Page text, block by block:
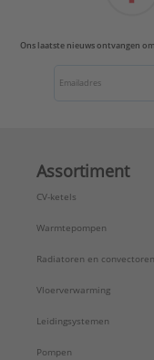
Ons laatste nieuws ontvangen
Assortiment
CV-ketels
Warmtepompen
Radiatoren en convectoren
Vloerverwarming
Leidingsystemen
Pompen